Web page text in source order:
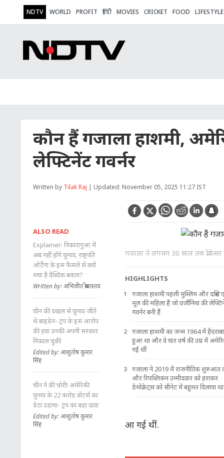
NDTV WORLD PROFIT हिंदी MOVIES CRICKET FOOD LIFESTYLE
कौन हैं गजाला हाशमी,
लेफ्टिनेंट गवर्नर
Written by Tilak Raj | Updated: November 05, 2025 11:27 IST
गजाला ने लगभग 30 साल तक प्रोफेसर
HIGHLIGHTS
गजाला हाशमी पहली मुस्लिम और दक्षिण
मूल की महिला हैं जो वर्जीनिया की
गवर्नर बनी हैं
गजाला हाशमी का जन्म 1964 में
हुआ था और वे चार वर्ष की उम्र में
गईं थीं
गजाला ने 2019 में राजनीतिक शुरुआत
और रिपब्लिकन उम्मीदवार को हराकर
डेमोक्रेट्स को सीनेट में बहुमत दिलाया था
आ गई थीं.
ALSO READ
Explainer: निकारागुआ में
अब नहीं होंगे चुनाव, राष्ट्रपति
ओर्टेगा के इस फैसले से क्यों
मचा है वैश्विक बवाल?
Written by: अभिजीत श्रीवास्तव
चीन की दखल से चुनाव जीते
थे बाइडेन- ट्रंप के इस आरोप
की हवा उनकी अपनी सरकार
निकाल चुकी
Edited by: आशुतोष कुमार
सिंह
चीन ने की चोरी! अमेरिकी
चुनाव के 22 करोड़ वोटर्स का
डेटा उड़ाया- ट्रंप का बड़ा दावा
Edited by: आशुतोष कुमार
सिंह